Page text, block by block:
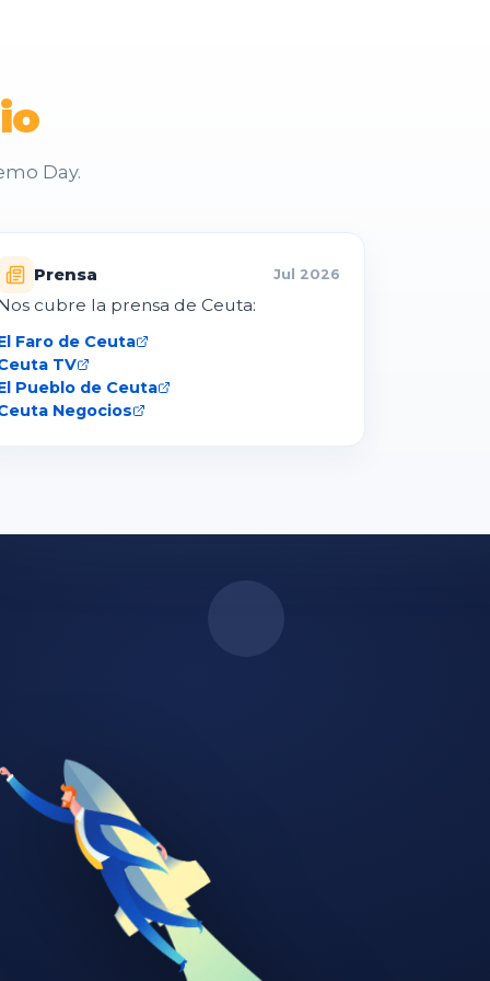
Day.
Prensa Jul 2026
cubre la prensa de Ceuta:
Faro de Ceuta
TV
Pueblo de Ceuta
Negocios